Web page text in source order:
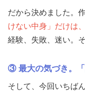
だから決めました。
けない中身」だけは
経験、失敗、迷い。
③ 最大の気づき。「
そして、今回いちば